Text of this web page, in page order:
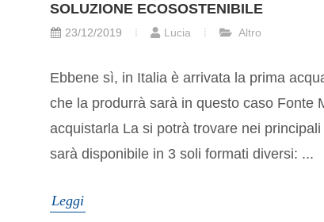
SOLUZIONE ECOSOSTENIBILE
23/12/2019 Lucia Altro
Ebbene sì, in Italia è arrivata la prima
che la produrrà sarà in questo caso Fonte
acquistarla La si potrà trovare nei
sarà disponibile in 3 soli formati diversi: ...
Leggi